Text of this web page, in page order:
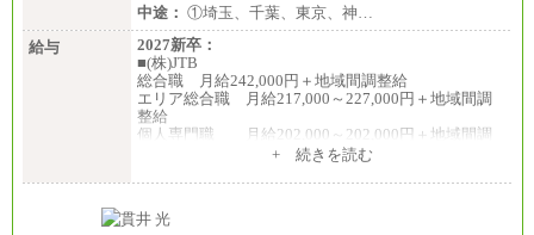
中途： ①埼玉、千葉、東京、神…
給与
2027新卒：
■(株)JTB
総合職 月給242,000円＋地域間調整給
エリア総合職 月給217,000～227,000円＋地域間調
整給
個人専門職 月給202,000～202,000円＋地域間調
総合職 月給208,000～235,000円
+ 続きを読む